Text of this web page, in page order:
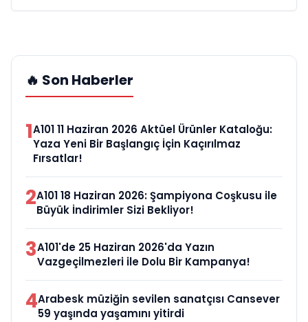
🔥 Son Haberler
1A101 11 Haziran 2026 Aktüel Ürünler Kataloğu:
Yaza Yeni Bir Başlangıç İçin Kaçırılmaz
Fırsatlar!
2A101 18 Haziran 2026: Şampiyona Coşkusu ile
Büyük İndirimler Sizi Bekliyor!
3A101'de 25 Haziran 2026'da Yazın
Vazgeçilmezleri ile Dolu Bir Kampanya!
4Arabesk müziğin sevilen sanatçısı Cansever
59 yaşında yaşamını yitirdi